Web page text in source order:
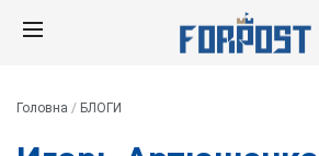
Головна / БЛОГИ